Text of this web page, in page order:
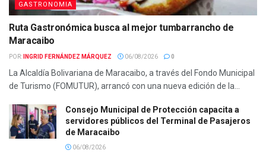
GASTRONOMIA
Ruta Gastronómica busca al mejor tumbarrancho de
Maracaibo
POR: INGRID FERNÁNDEZ MÁRQUEZ 06/08/2026 0
La Alcaldía Bolivariana de Maracaibo, a través del Fondo Municipal
de Turismo (FOMUTUR), arrancó con una nueva edición de la...
Consejo Municipal de Protección capacita a
servidores públicos del Terminal de Pasajeros
de Maracaibo
06/08/2026